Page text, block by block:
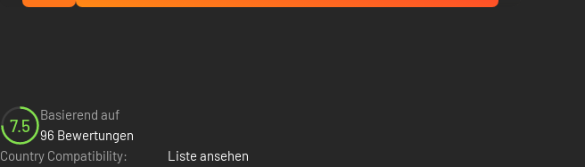
7.5
Basierend auf
96 Bewertungen
Country Compatibility:
Liste ansehen